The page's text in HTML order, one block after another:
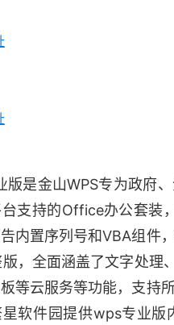
版是金山WPS专为政府
支持的Office办公套装
内置序列号和VBA组件
，全面涵盖了文字处
等云服务等功能，支持
软件园提供wps专业